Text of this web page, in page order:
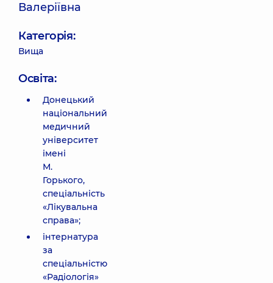
Валеріївна
Категорія:
Вища
Освіта:
Донецький
національний
медичний
університет
імені
М.
Горького,
спеціальність
«Лікувальна
справа»;
інтернатура
за
спеціальністю
«Радіологія»